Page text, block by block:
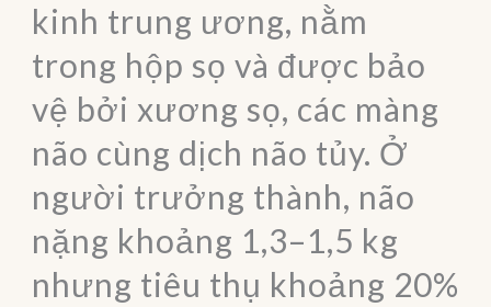
kinh trung ương, nằm
trong hộp sọ và được bảo
vệ bởi xương sọ, các màng
não cùng dịch não tủy. Ở
người trưởng thành, não
nặng khoảng 1,3–1,5 kg
nhưng tiêu thụ khoảng 20%